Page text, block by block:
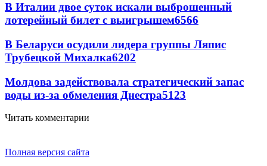
В Италии двое суток искали выброшенный
лотерейный билет с выигрышем6566
В Беларуси осудили лидера группы Ляпис
Трубецкой Михалка6202
Молдова задействовала стратегический запас
воды из-за обмеления Днестра5123
Читать комментарии
Полная версия сайта